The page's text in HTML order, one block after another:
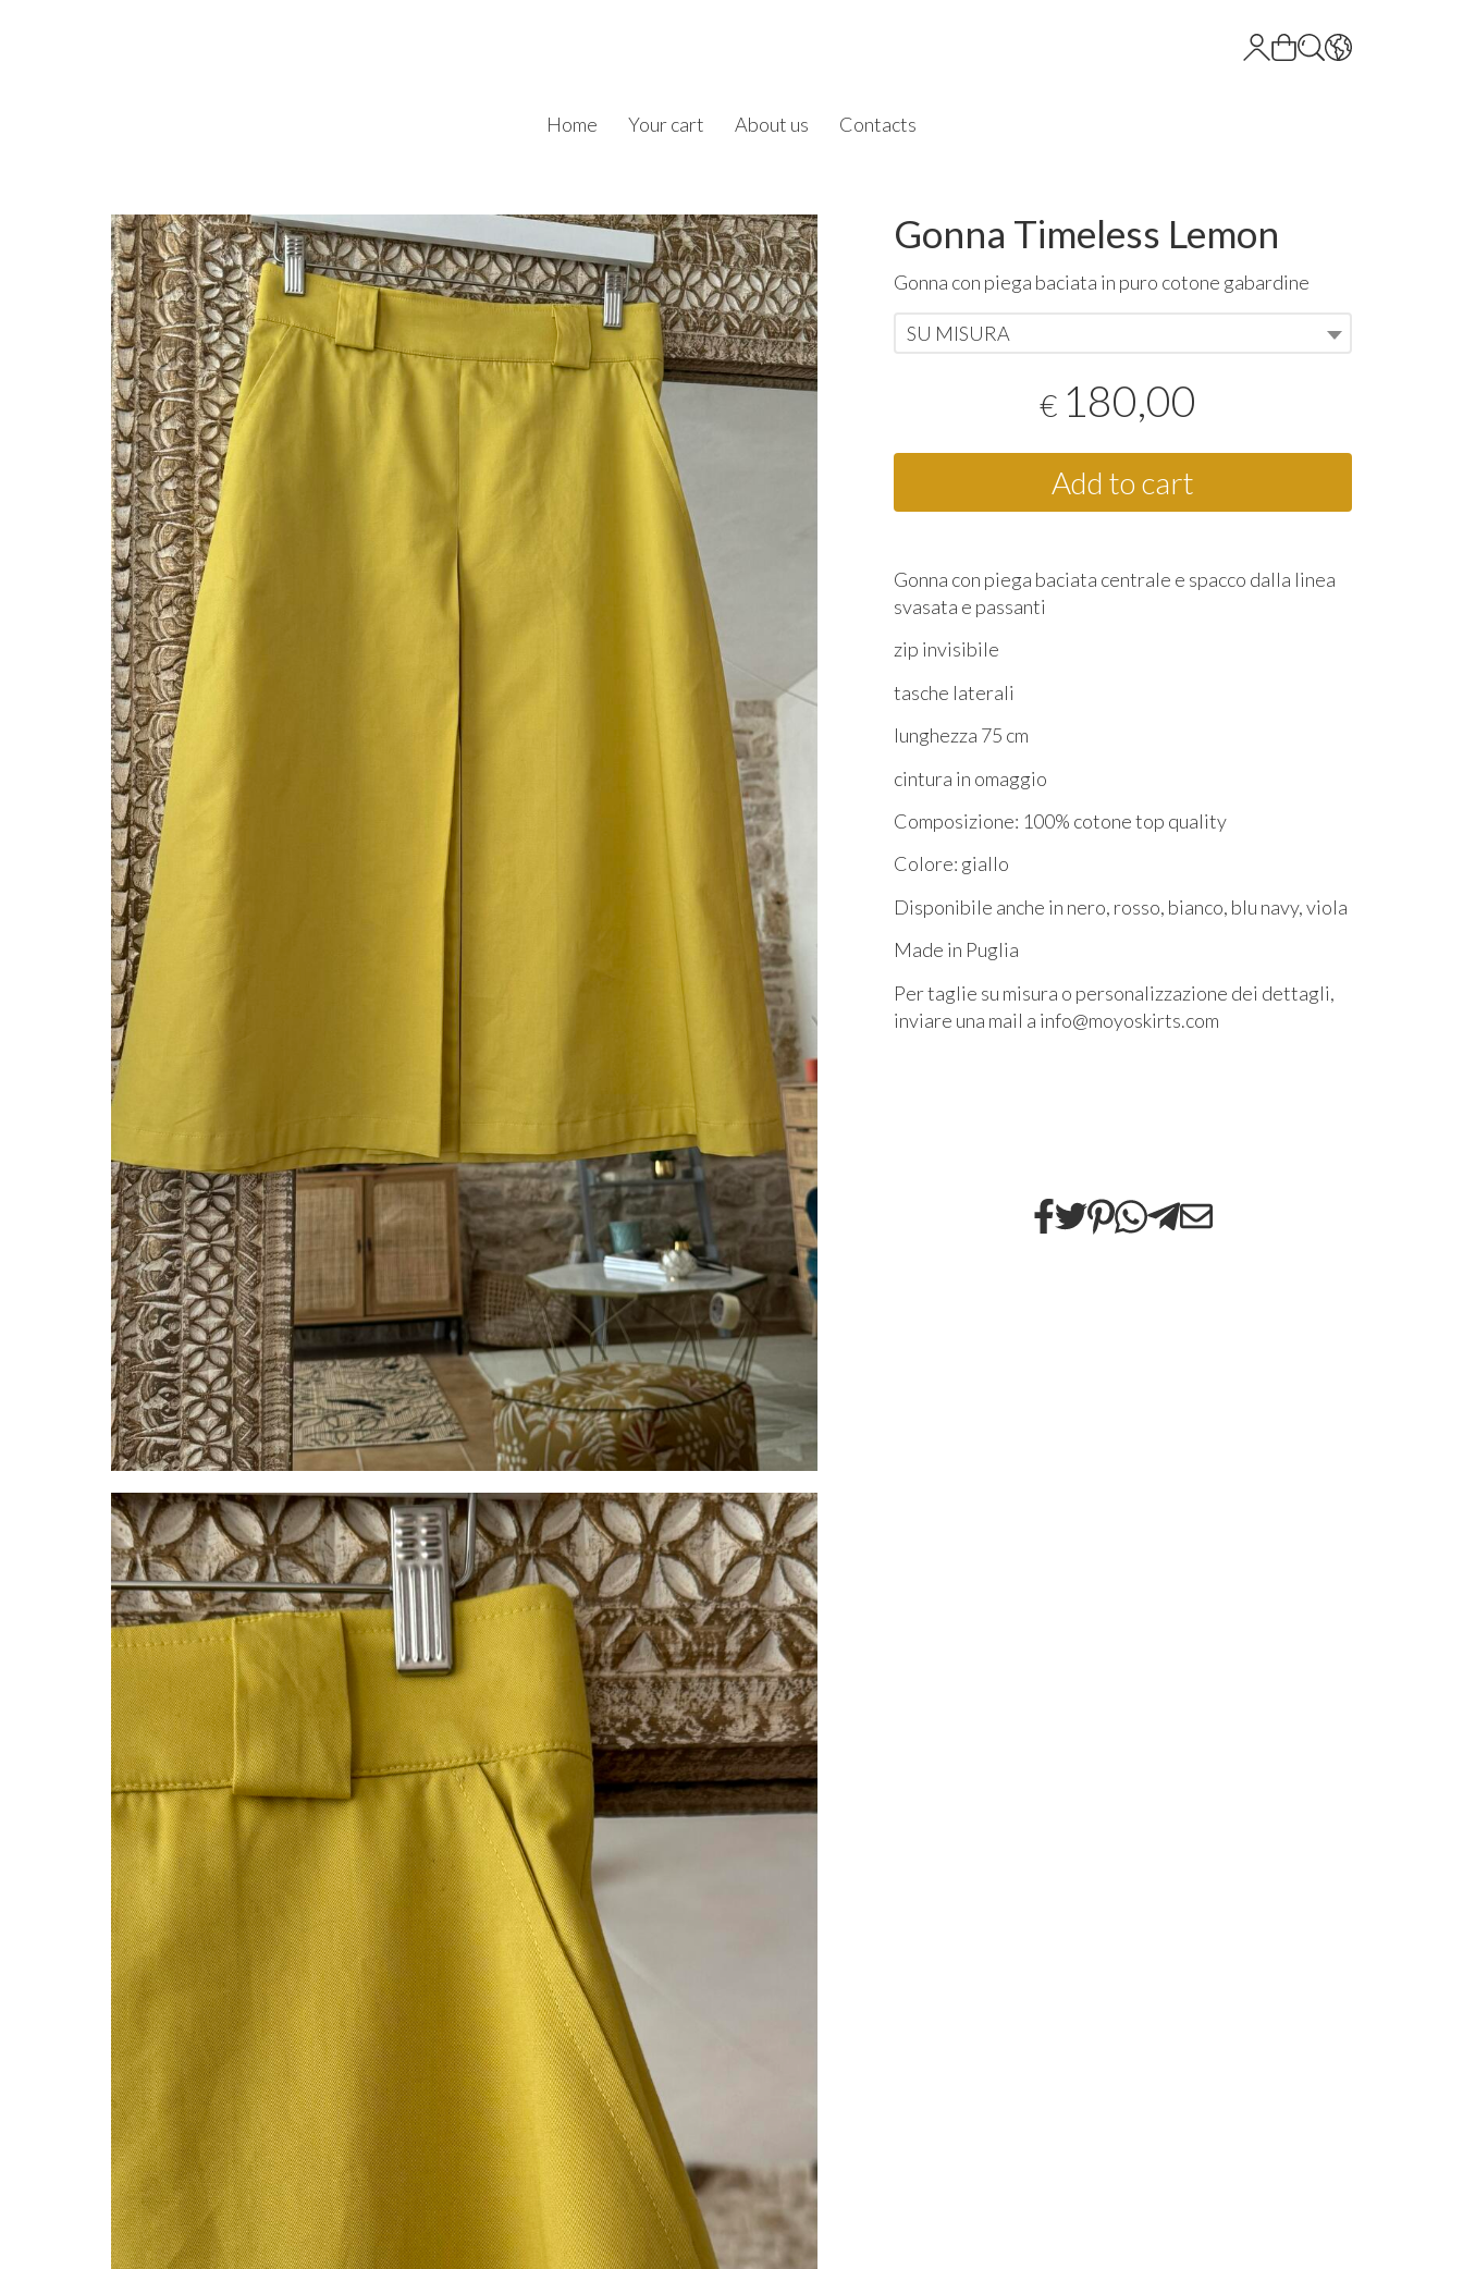
Home Your cart About us Contacts
Gonna Timeless Lemon
Gonna con piega baciata in puro cotone gabardine
SU MISURA
€ 180,00
Add to cart
Gonna con piega baciata centrale e spacco dalla linea
svasata e passanti
zip invisibile
tasche laterali
lunghezza 75 cm
cintura in omaggio
Composizione: 100% cotone top quality
Colore: giallo
Disponibile anche in nero, rosso, bianco, blu navy, viola
Made in Puglia
Per taglie su misura o personalizzazione dei dettagli,
inviare una mail a info@moyoskirts.com